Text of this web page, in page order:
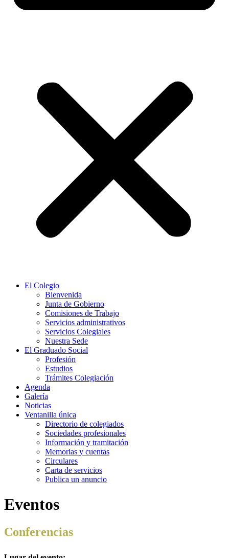
El Colegio
Bienvenida
Junta de Gobierno
Comisiones de Trabajo
Servicios administrativos
Servicios Colegiales
Nuestra Sede
El Graduado Social
Profesión
Estudios
Trámites Colegiación
Agenda
Galería
Noticias
Ventanilla única
Directorio de colegiados
Sociedades profesionales
Información y tramitación
Memorias y cuentas
Circulares
Carta de servicios
Publica un anuncio
Eventos
Conferencias